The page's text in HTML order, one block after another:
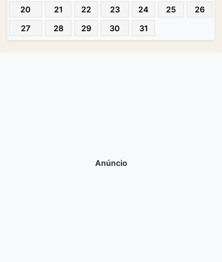
20
21 22 23 24 25
26
27
28 29 30 31